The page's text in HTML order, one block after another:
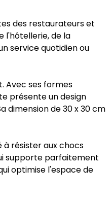
des restaurateurs et
l'hôtellerie, de la
service quotidien ou
Avec ses formes
présente un design
dimension de 30 x 30 cm
résister aux chocs
supporte parfaitement
optimise l'espace de